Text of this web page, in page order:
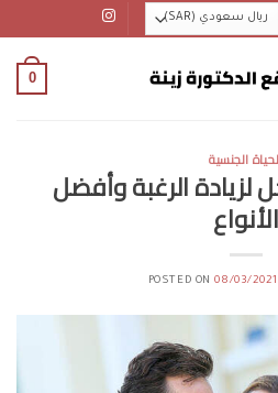
0
الجنسية
لزيادة الرغبة وأفضل
الأنواع
POSTED ON08/03/2021